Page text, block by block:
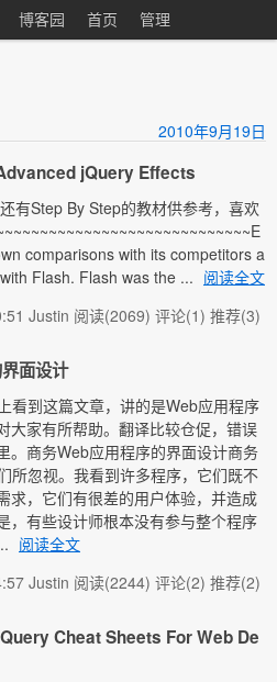
博客园 首页 管理
2010年9月19日
jQuery Effects
有Step By Step的教材供参考，喜欢
comparisons with its competitors a
Flash. Flash was the ... 阅读全文
Justin 阅读(2069) 评论(1) 推荐(3)
面设计
看到这篇文章，讲的是Web应用程序
大家有所帮助。翻译比较仓促，错误
。商务Web应用程序的界面设计商务
所忽视。我看到许多程序，它们既不
求，它们有很差的用户体验，并造成
，有些设计师根本没有参与整个程序
阅读全文
Justin 阅读(2244) 评论(2) 推荐(2)
Cheat Sheets For Web De